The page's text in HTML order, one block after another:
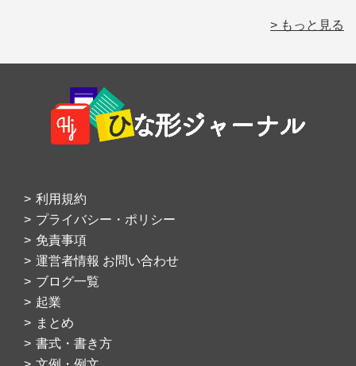
> もっと見る
Footer
利用規約
プライバシー・ポリシー
免責事項
運営者情報 お問い合わせ
ブログ一覧
起業
まとめ
書式・書き方